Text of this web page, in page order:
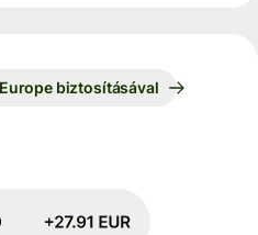
biztosításával